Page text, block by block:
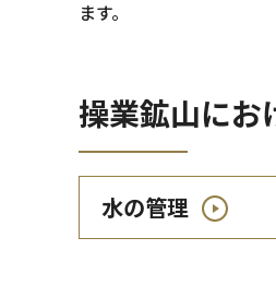
ます。
操業鉱山にお
水の管理